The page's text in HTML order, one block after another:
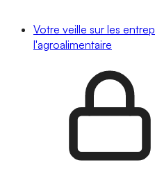
Votre veille sur les
l'agroalimentaire